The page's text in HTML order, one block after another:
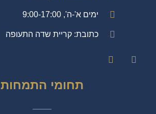
ימים א'-ה', 9:00-17:00
כתובת: קריית שדה התעופה
תחומי התמחות